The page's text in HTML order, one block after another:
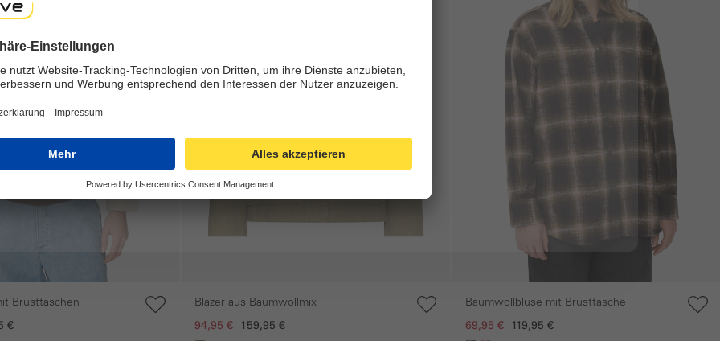
Brusttaschen
€
Blazer aus Baumwollmix
94,95 € 159,95 €
Baumwollbluse mit Brusttasche
69,95 € 119,95 €
that we currently only ship to countries shown here.